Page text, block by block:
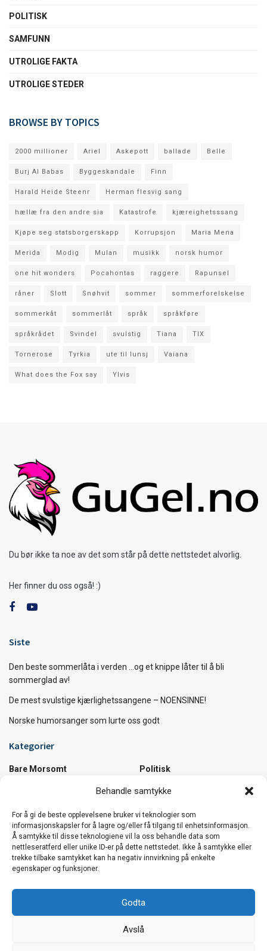
Behandle samtykke
For å gi de beste opplevelsene bruker vi teknologier som
informasjonskapsler for å lagre og/eller få tilgang til enhetsinformasjon.
Å samtykke til disse teknologiene vil la oss behandle data som
nettleseratferd eller unike ID-er på dette nettstedet. Ikke å samtykke eller
trekke tilbake samtykket kan ha negativ innvirkning på enkelte
egenskaper og funksjoner.
Godta
Avslå
POLITISK
SAMFUNN
UTROLIGE FAKTA
UTROLIGE STEDER
BROWSE BY TOPICS
2000 millioner Ariel Askepott ballade Belle
Burj Al Babas Byggeskandale Finn
Harald Heide Steenr Herman flesvig sang
hællæ fra den andre sia Katastrofe kjæreighetsssang
Kjøpe seg statsborgerskapp Korrupsjon Maria Mena
Merida Modig Mulan musikk norsk humor
one hit wonders Pocahontas raggere Rapunsel
råner Slott Snøhvit sommer sommerforelskelse
sommerkåt sommerlåt språk språkføre
språkrådet Svindel svulstig Tiana TIX
Tornerose Tyrkia ute til lunsj Vaiana
What does the Fox say Ylvis
Du bør ikke ta noe av det som står på dette nettstedet alvorlig.
Her finner du oss også! :)
Siste
Den beste sommerlåta i verden …og et knippe låter til å bli
sommerglad av!
De mest svulstige kjærlighetssangene – NOENSINNE!
Norske humorsanger som lurte oss godt
Kategorier
Bare Morsomt
Musikk
Politisk
Utrolige Steder
Vi håper du koser deg :)
Den beste sommerlåta i verden …og et knippe
De mest svulstige kjærlighetssangene –